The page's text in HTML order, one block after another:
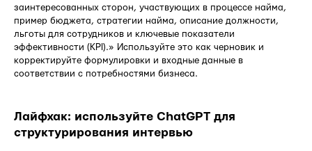
заинтересованных сторон, участвующих в процессе найма,
пример бюджета, стратегии найма, описание должности,
льготы для сотрудников и ключевые показатели
эффективности (KPI).» Используйте это как черновик и
корректируйте формулировки и входные данные в
соответствии с потребностями бизнеса.
Лайфхак: используйте ChatGPT для
структурирования интервью